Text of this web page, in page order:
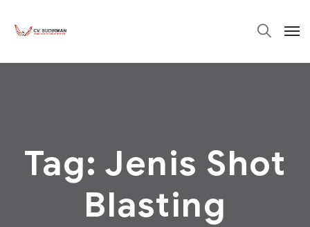
Tag: Jenis Shot
Blasting